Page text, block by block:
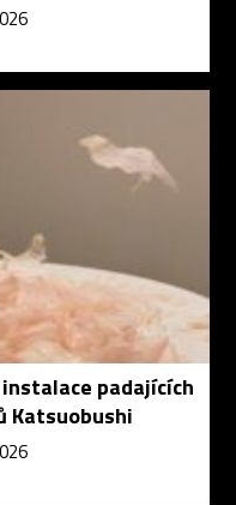
padajících
Katsuobushi